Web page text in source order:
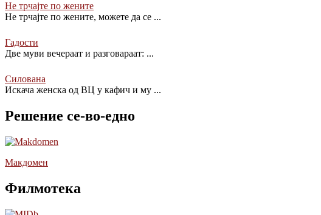
Не трчајте по жените
Не трчајте по жените, можете да се ...
Гадости
Две муви вечераат и разговараат: ...
Силована
Искача женска од ВЦ у кафич и му ...
Решение се-во-едно
Макдомен
Филмотека